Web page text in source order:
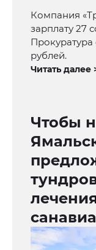
Компания
зарплату 27
Прокуратура
рублей.
Читать далее
Чтобы